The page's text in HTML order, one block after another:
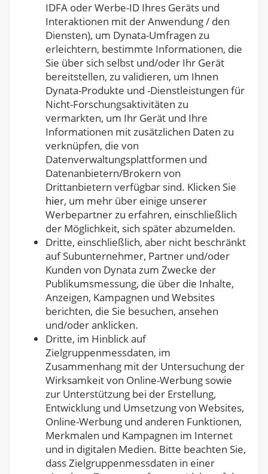
IDFA oder Werbe-ID Ihres Geräts und
Interaktionen mit der Anwendung / den
Diensten), um Dynata-Umfragen zu
erleichtern, bestimmte Informationen, die
Sie über sich selbst und/oder Ihr Gerät
bereitstellen, zu validieren, um Ihnen
Dynata-Produkte und -Dienstleistungen für
Nicht-Forschungsaktivitäten zu
vermarkten, um Ihr Gerät und Ihre
Informationen mit zusätzlichen Daten zu
verknüpfen, die von
Datenverwaltungsplattformen und
Datenanbietern/Brokern von
Drittanbietern verfügbar sind. Klicken Sie
hier, um mehr über einige unserer
Werbepartner zu erfahren, einschließlich
der Möglichkeit, sich später abzumelden.
Dritte, einschließlich, aber nicht beschränkt
auf Subunternehmer, Partner und/oder
Kunden von Dynata zum Zwecke der
Publikumsmessung, die über die Inhalte,
Anzeigen, Kampagnen und Websites
berichten, die Sie besuchen, ansehen
und/oder anklicken.
Dritte, im Hinblick auf
Zielgruppenmessdaten, im
Zusammenhang mit der Untersuchung der
Wirksamkeit von Online-Werbung sowie
zur Unterstützung bei der Erstellung,
Entwicklung und Umsetzung von Websites,
Online-Werbung und anderen Funktionen,
Merkmalen und Kampagnen im Internet
und in digitalen Medien. Bitte beachten Sie,
dass Zielgruppenmessdaten in einer